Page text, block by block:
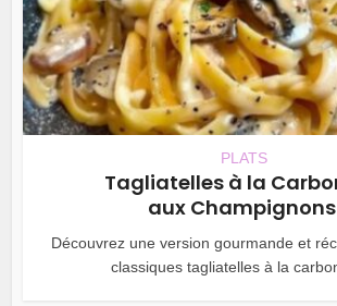
PLATS
Tagliatelles à la
aux Champignons
Découvrez une version gourmande et
classiques tagliatelles à la